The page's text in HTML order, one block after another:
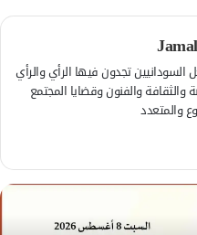
السودانيين تجدون فيها الرأي والرأي
والثقافة والفنون وقضايا المجتمع
والمتعدد
س